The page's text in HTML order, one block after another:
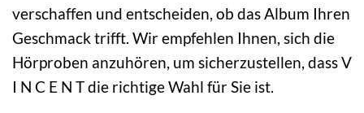
verschaffen und entscheiden, ob das Album Ihren
Geschmack trifft. Wir empfehlen Ihnen, sich die
Hörproben anzuhören, um sicherzustellen, dass V
I N C E N T die richtige Wahl für Sie ist.